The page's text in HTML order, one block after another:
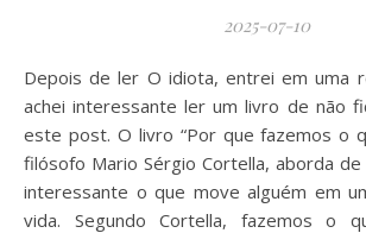
2025-07-10
Depois de ler O idiota, entrei em uma ressaca literária e
achei interessante ler um livro de não
este post. O livro “Por que fazemos o
filósofo Mario Sérgio Cortella, aborda
interessante o que move alguém em
vida. Segundo Cortella, fazemos o